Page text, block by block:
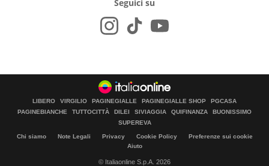
Seguici su
LIBERO VIRGILIO PAGINEGIALLE PAGINEGIALLE SHOP
PGCASA
PAGINEBIANCHE
TUTTOCITTÀ DILEI SIVIAGGIA QUIFINANZA
BUONISSIMO
SUPEREVA
Chi siamo Note Legali Privacy Cookie Policy
Preferenze sui cookie
Aiuto
© Italiaonline S.p.A. 2026